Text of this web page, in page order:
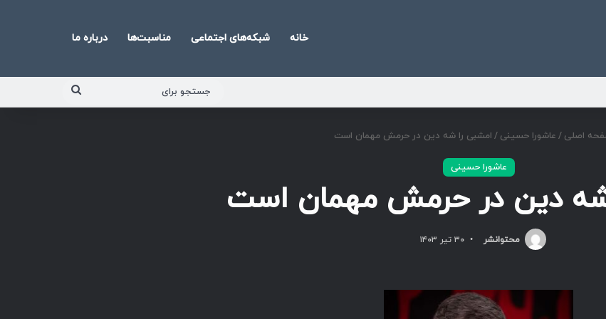
خانه شبکه‌های اجتماعی مناسبت‌ها درباره ما
اصلی / عاشورا حسینی / امشبی را شه دین در حرمش مهمان است
عاشورا حسینی
شه دین در حرمش مهمان است
محتوانشر ۳۰ تیر ۱۴۰۳